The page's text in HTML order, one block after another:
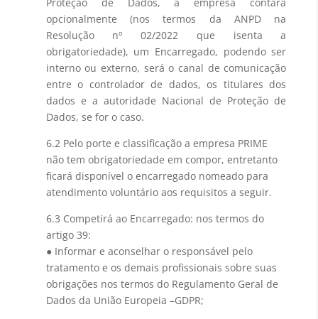
opcionalmente (nos termos da ANPD na
Resolução nº 02/2022 que isenta a
obrigatoriedade), um Encarregado, podendo ser
interno ou externo, será o canal de comunicação
entre o controlador de dados, os titulares dos
dados e a autoridade Nacional de Proteção de
Dados, se for o caso.
6.2 Pelo porte e classificação a empresa PRIME
não tem obrigatoriedade em compor, entretanto
ficará disponível o encarregado nomeado para
atendimento voluntário aos requisitos a seguir.
6.3 Competirá ao Encarregado: nos termos do
artigo 39:
● Informar e aconselhar o responsável pelo
tratamento e os demais profissionais sobre suas
obrigações nos termos do Regulamento Geral de
Dados da União Europeia –GDPR;